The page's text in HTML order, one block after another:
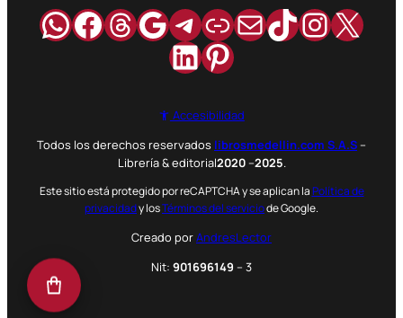
WhatsApp
Facebook
Hilos
Google
Telegram
Enlace
Correo
TikTok
X
LinkedIn
Pinterest
Accesibilidad
Todos los derechos reservados librosmedellin.com S.A.S–
Librería & editorial2020–2025.
Este sitio está protegido por reCAPTCHA y se aplican laPolítica de
privacidady losTérminos del serviciode Google.
Creado porAndresLector
Nit: 901696149 – 3